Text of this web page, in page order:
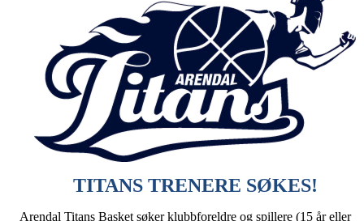
TITANS TRENERE SØKES!
Arendal Titans Basket søker klubbforeldre og spillere (15 år eller